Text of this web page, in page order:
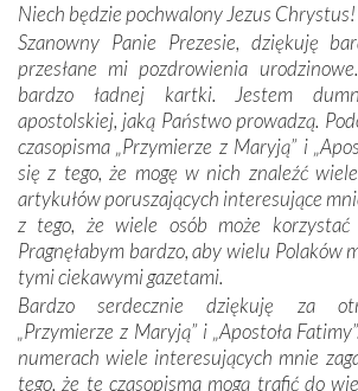
mieliśmy okazję przekonać się, że
otacza nie tylko nasz naród, lecz
się Jej ufnie oddają, a także każdą
Jej siebie oraz swych bliskich.
Dzieje Portugalii to również
odstępstw, także w życiu władców.
wymiarze tak osobistym, jak i
konieczności ciągłego zabiegania o
Opatrzności. Wierność
przynajmniej w życiu duchowym.
nieszczęściem i śmiercią. Te
przychodziły na myśl, gdy
przewodników o portugalskich
Niech będzie pochwalony Jezus Chrystus!
Szanowny Panie Prezesie, dziękuję
przesłane mi pozdrowienia
bardzo ładnej kartki. Jestem
apostolskiej, jaką Państwo prowadzą.
czasopisma „Przymierze z Maryją” i
się z tego, że mogę w nich znaleźć
artykułów poruszających interesujące
z tego, że wiele osób może korzystać
Pragnęłabym bardzo, aby wielu Polaków
tymi ciekawymi gazetami.
Bardzo serdecznie dziękuję za
„Przymierze z Maryją” i „Apostoła
numerach wiele interesujących mnie
tego, że te czasopisma mogą trafić do